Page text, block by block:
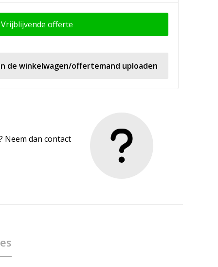
Vrijblijvende offerte
de winkelwagen/offertemand uploaden
Neem dan contact